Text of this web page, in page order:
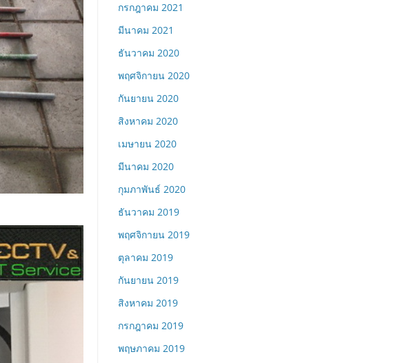
กรกฎาคม 2021
มีนาคม 2021
ธันวาคม 2020
พฤศจิกายน 2020
กันยายน 2020
สิงหาคม 2020
เมษายน 2020
มีนาคม 2020
กุมภาพันธ์ 2020
ธันวาคม 2019
พฤศจิกายน 2019
ตุลาคม 2019
กันยายน 2019
สิงหาคม 2019
กรกฎาคม 2019
พฤษภาคม 2019